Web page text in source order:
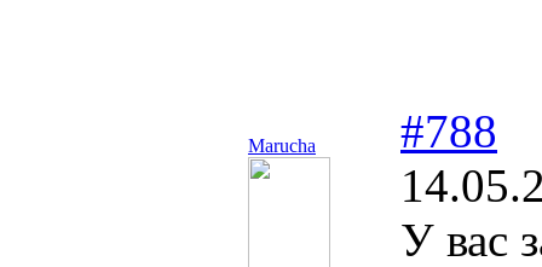
Marucha
#788
У вас